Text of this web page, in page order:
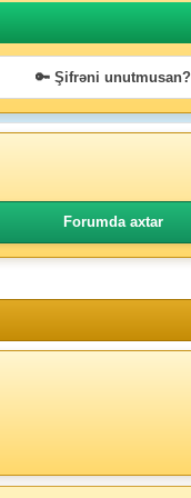
🔑 Şifrəni unutmusan?
Forumda axtar